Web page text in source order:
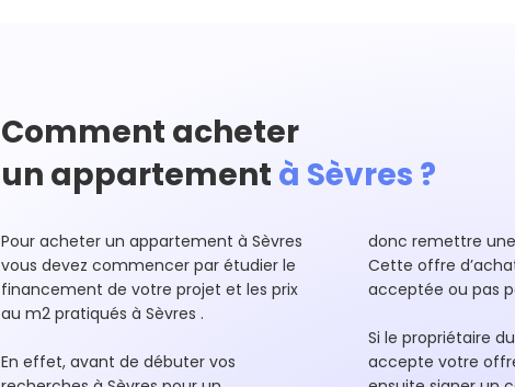
Comment acheter
un appartement à Sèvres ?
Pour acheter un appartement à Sèvres
vous devez commencer par étudier le
financement de votre projet et les prix
au m2 pratiqués à Sèvres .
En effet, avant de débuter vos
donc remettre
Cette offre
acceptée ou pas
Si le propriétaire
accepte votre